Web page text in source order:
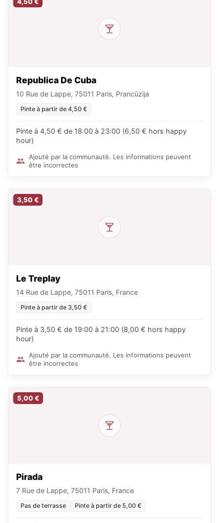
4,50 €
Republica De Cuba
10 Rue de Lappe, 75011 Paris, Prancūzija
Pinte à partir de 4,50 €
Pinte à 4,50 € de 18:00 à 23:00 (6,50 € hors happy
hour)
Ajouté par la communauté. Les informations peuvent
être incorrectes
3,50 €
Le Treplay
14 Rue de Lappe, 75011 Paris, France
Pinte à partir de 3,50 €
Pinte à 3,50 € de 19:00 à 21:00 (8,00 € hors happy
hour)
Ajouté par la communauté. Les informations peuvent
être incorrectes
5,00 €
Pirada
7 Rue de Lappe, 75011 Paris, France
Pas de terrasse Pinte à partir de 5,00 €